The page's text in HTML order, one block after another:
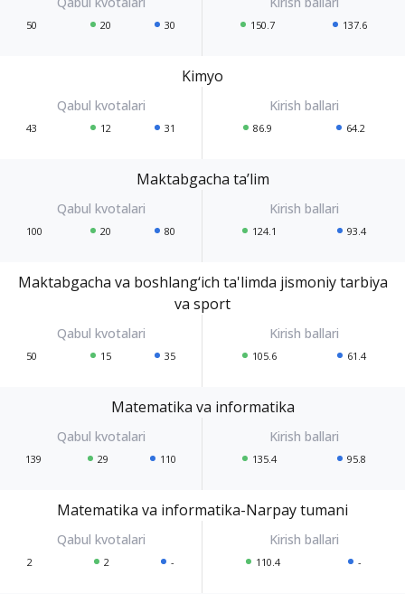
50 20 30 150.7 137.6
Kimyo
43 12 31 86.9 64.2
Maktabgacha ta’lim
100 20 80 124.1 93.4
Maktabgacha va boshlang‘ich ta'limda jismoniy tarbiya
va sport
50 15 35 105.6 61.4
Matematika va informatika
139 29 110 135.4 95.8
Matematika va informatika-Narpay tumani
2 2 - 110.4 -